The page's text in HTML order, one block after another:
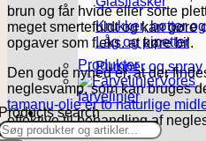
Krukker, bøtter
Låg og pipetter
Pumper og spray
Produkter
Vores
farvelinjer
search
brun og får hvide eller sorte
meget smertefuldt og kan
opgaver som f.eks. at køre bil.
Den gode nyhed er, at der
neglesvamp, som kan bruges
tamanu-olie er to naturlige
effektive til behandling af